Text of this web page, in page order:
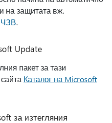
на защитата вж.
ЧЗВ.
Update
пакет за тази
Каталог на Microsoft
за изтегляния